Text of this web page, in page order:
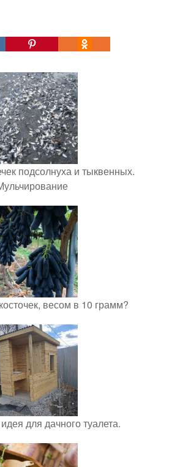
подсолнуха и тыквенных.
весом в 10 грамм?
для дачного туалета.